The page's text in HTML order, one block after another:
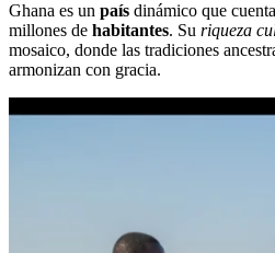
Ghana es un país dinámico que
millones de habitantes. Su riqueza
mosaico, donde las tradiciones
armonizan con gracia.